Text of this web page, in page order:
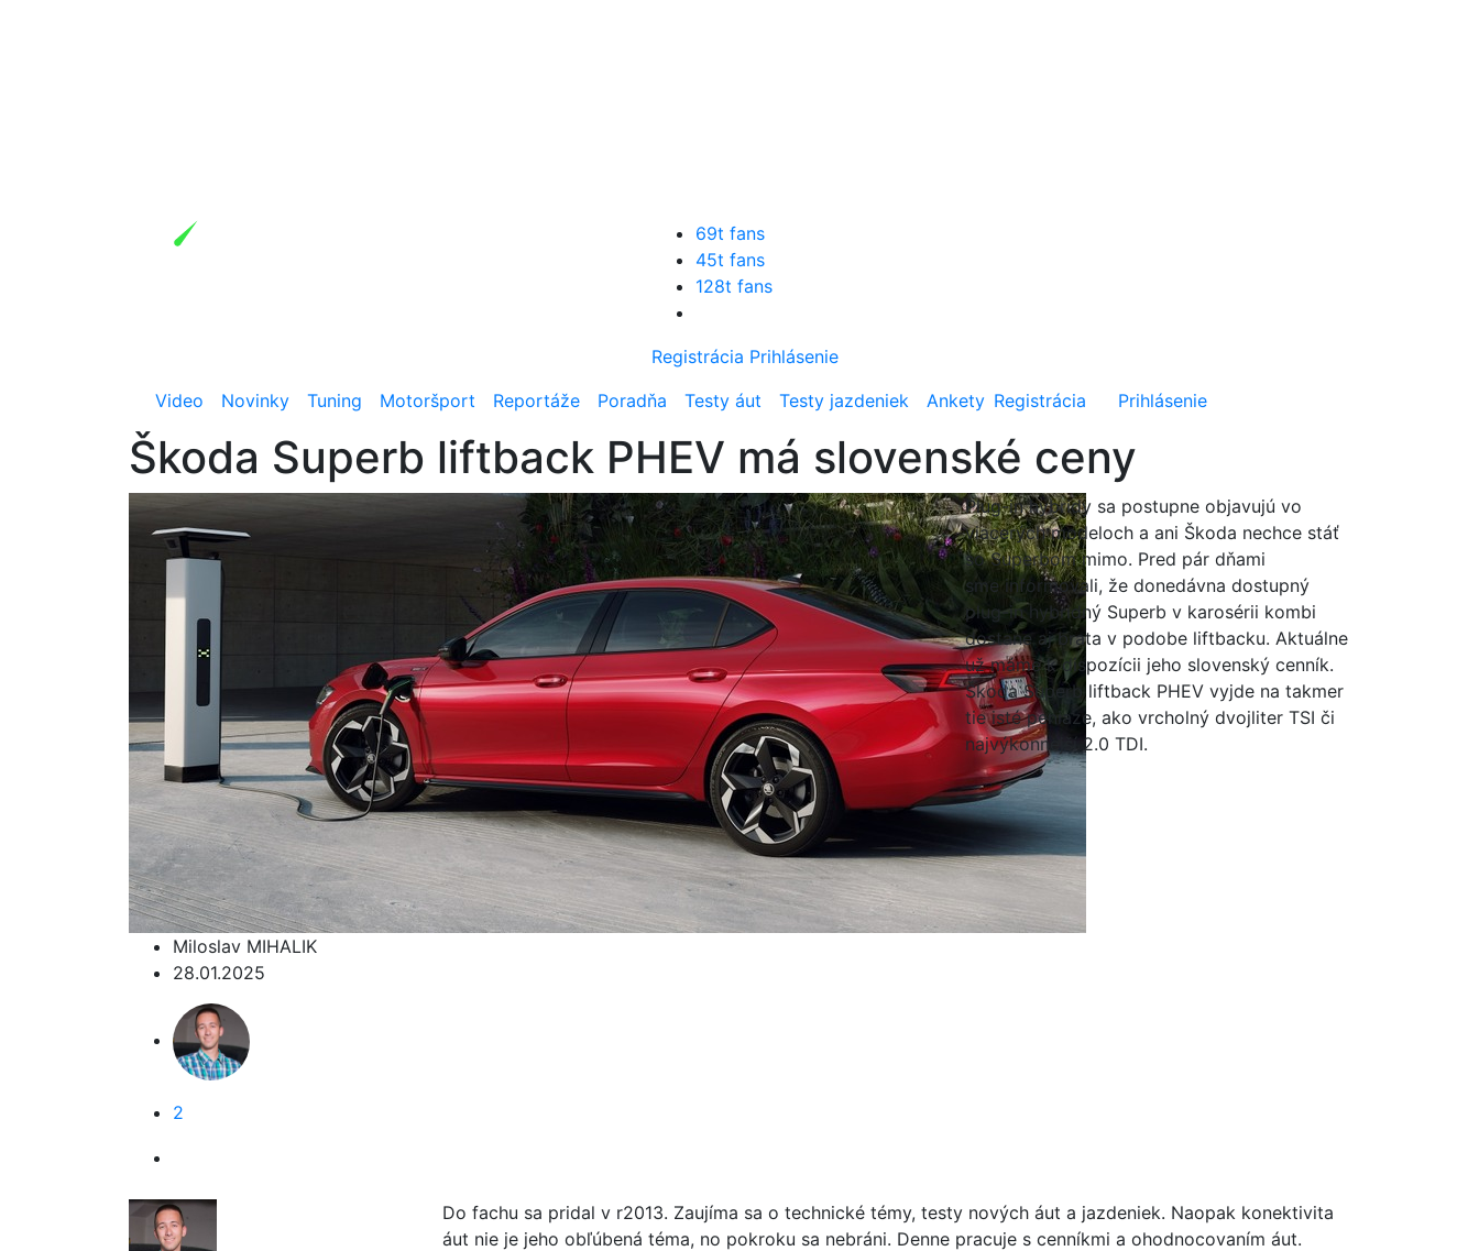
69t fans
45t fans
128t fans
Registrácia Prihlásenie
Video
Novinky Tuning Motoršport Reportáže Poradňa Testy áut Testy jazdeniek Ankety Registrácia Prihlásenie
Škoda Superb liftback PHEV má slovenské ceny
Miloslav MIHALIK
28.01.2025
2
Plug-in hybridy sa postupne objavujú vo
viacerých modeloch a ani Škoda nechce stáť
so Superbom mimo. Pred pár dňami
sme informovali, že donedávna dostupný
plug-in hybridný Superb v karosérii kombi
dostane aj brata v podobe liftbacku. Aktuálne
už máme k dispozícii jeho slovenský cenník.
Škoda Superb liftback PHEV vyjde na takmer
tie isté peniaze, ako vrcholný dvojliter TSI či
najvýkonnejší 2.0 TDI.
Do fachu sa pridal v r2013. Zaujíma sa o technické témy, testy nových áut a jazdeniek. Naopak konektivita
áut nie je jeho obľúbená téma, no pokroku sa nebráni. Denne pracuje s cenníkmi a ohodnocovaním áut.